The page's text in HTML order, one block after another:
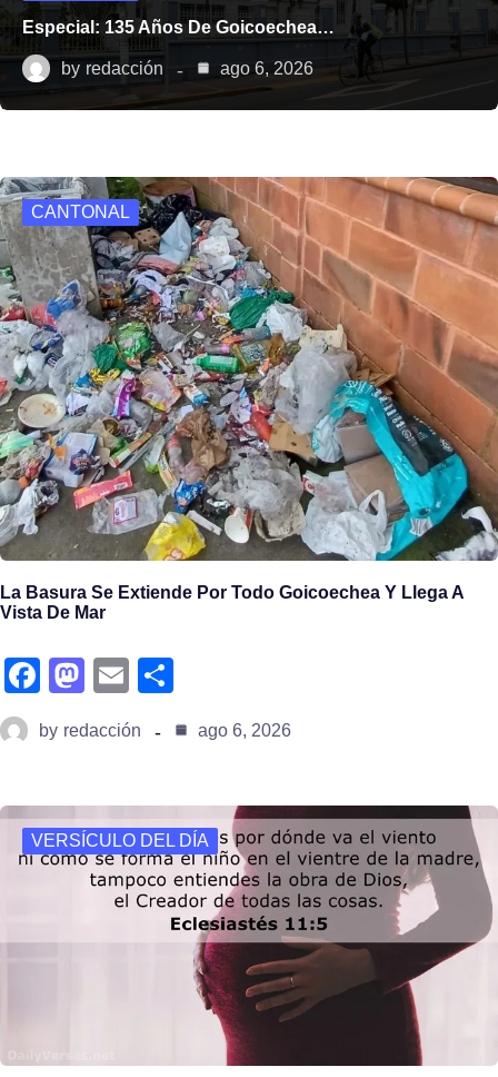
Especial: 135 Años De Goicoechea…
by redacción ago 6, 2026
CANTONAL
La Basura Se Extiende Por Todo Goicoechea Y Llega A
Vista De Mar
fa
e
o
o
m
st
d
o
n
e
ail ar
by redacción ago 6, 2026
VERSÍCULO DEL DÍA